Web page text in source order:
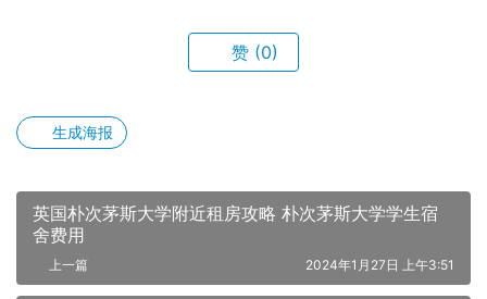
赞 (0)
生成海报
英国朴次茅斯大学附近租房攻略 朴次茅斯大学学生宿
舍费用
上一篇 2024年1月27日 上午3:51